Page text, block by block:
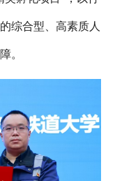
综合型、高素质人
。